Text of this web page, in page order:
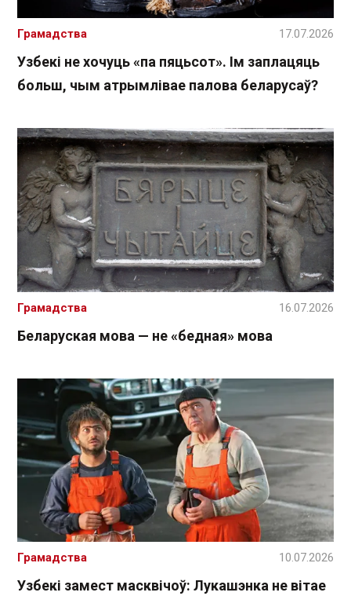
Узбекі не хочуць «па пяцьсот». Ім заплацяць
больш, чым атрымлівае палова беларусаў?
Грамадства 17.07.2026
Беларуская мова — не «бедная» мова
Грамадства 16.07.2026
Узбекі замест масквічоў: Лукашэнка не вітае
Грамадства 10.07.2026